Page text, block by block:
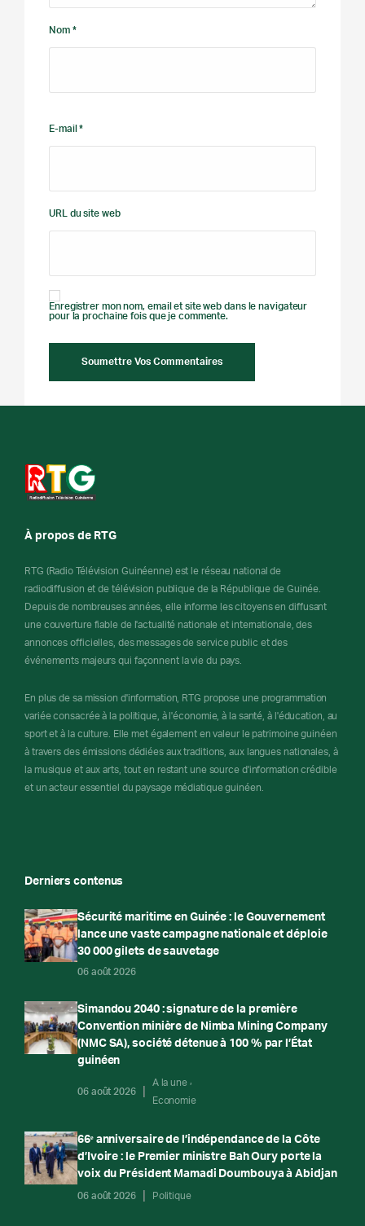
Nom *
E-mail *
URL du site web
Enregistrer mon nom, email et site web dans le navigateur
pour la prochaine fois que je commente.
À propos de RTG
RTG (Radio Télévision Guinéenne) est le réseau national de
radiodiffusion et de télévision publique de la République de Guinée.
Depuis de nombreuses années, elle informe les citoyens en diffusant
une couverture fiable de l'actualité nationale et internationale, des
annonces officielles, des messages de service public et des
événements majeurs qui façonnent la vie du pays.
En plus de sa mission d'information, RTG propose une programmation
variée consacrée à la politique, à l'économie, à la santé, à l'éducation, au
sport et à la culture. Elle met également en valeur le patrimoine guinéen
à travers des émissions dédiées aux traditions, aux langues nationales, à
la musique et aux arts, tout en restant une source d'information crédible
et un acteur essentiel du paysage médiatique guinéen.
Derniers contenus
Sécurité maritime en Guinée : le Gouvernement
lance une vaste campagne nationale et déploie
30 000 gilets de sauvetage
06 août 2026
Simandou 2040 : signature de la première
Convention minière de Nimba Mining Company
(NMC SA), société détenue à 100 % par l’État
guinéen
06 août 2026
A la une
Economie
66ᵉ anniversaire de l’indépendance de la Côte
d’Ivoire : le Premier ministre Bah Oury porte la
voix du Président Mamadi Doumbouya à Abidjan
06 août 2026 Politique